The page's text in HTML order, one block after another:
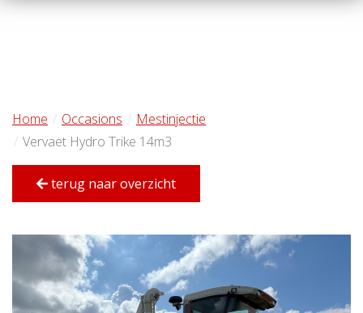
Home Occasions
Mestinjectie
Vervaet Hydro Trike 14m3
terug naar overzicht